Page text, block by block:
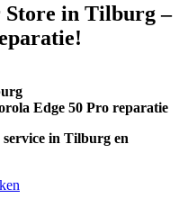
Store in Tilburg –
Edge 50 Pro reparatie
service in Tilburg en